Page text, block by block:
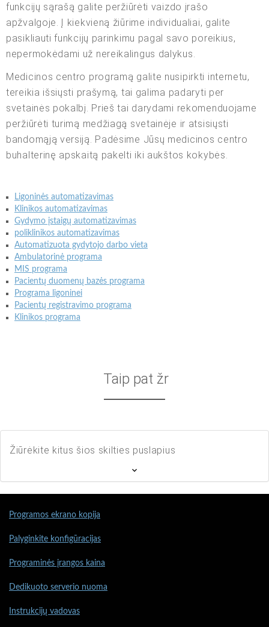
funkcijų sąrašą galite peržiūrėti vaizdo įrašo
apžvalgoje. Į kiekvieną žiūrime individualiai, galite
pasikliauti funkcijų parinkimu pagal savo poreikius,
nepermokėdami už nereikalingus dalykus.
Medicinos centro programą galite nusipirkti internetu,
tereikia išsiųsti prašymą, tai galima padaryti per
svetainės pokalbį. Prieš tai darydami rekomenduojame
peržiūrėti turimą medžiagą svetainėje ir atsisiųsti
bandomąją versiją. Padėsime Jūsų medicinos centro
buhalterinę apskaitą pakelti iki aukštos kokybės.
Ligoninės automatizavimas
Klinikos automatizavimas
Gydymo įstaigų automatizavimas
poliklinikos automatizavimas
Automatizuota gydytojo darbo vieta
Ambulatorinė programa
MIS programa
Pacientų duomenų bazės programa
Programa ligoninei
Pacientų registravimo programa
Klinikos programa
Taip pat žr
Žiūrėkite kitus šios skilties puslapius
Programos ekrano kopija
Palyginkite konfigūracijas
Programinės įrangos kaina
Dedikuoto serverio nuoma
Instrukcijų vadovas